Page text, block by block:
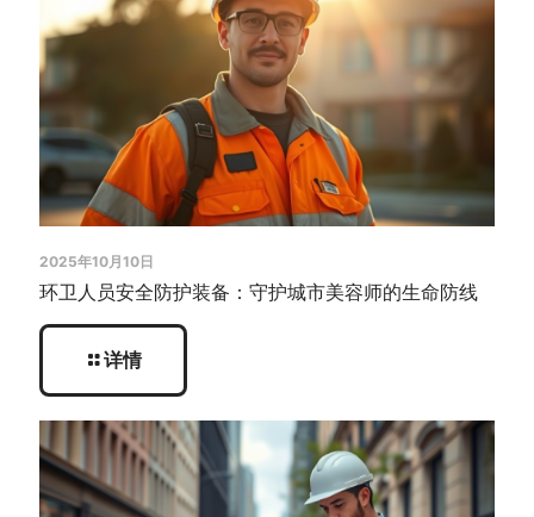
2025年10月10日
环卫人员安全防护装备：守护城市美容师的生命防线
详情